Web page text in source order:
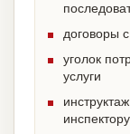
договоры
уголок
услуги
инспектору